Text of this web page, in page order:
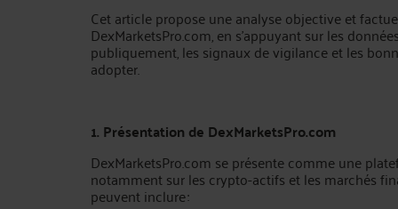
Cet article propose une analyse objective et
DexMarketsPro.com, en s’appuyant sur les
publiquement, les signaux de vigilance et les
adopter.
1. Présentation de DexMarketsPro.com
DexMarketsPro.com se présente comme une
notamment sur les crypto-actifs et les marchés
peuvent inclure :